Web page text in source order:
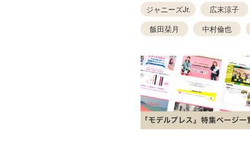
ジャニーズJr. 広末涼子
飯田栞月
中村倫也